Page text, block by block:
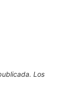
Los